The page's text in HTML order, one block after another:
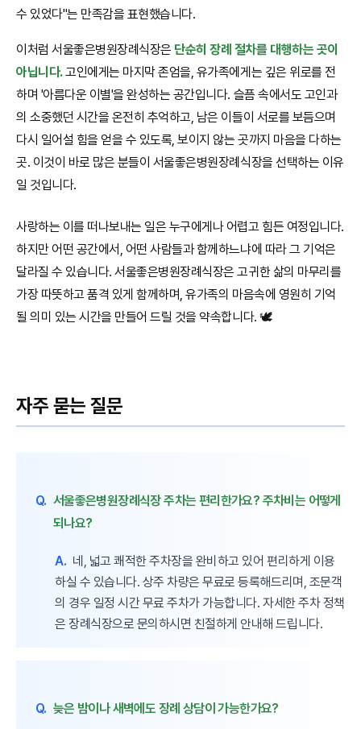
수 있었다"는 만족감을 표현했습니다.
이처럼 서울좋은병원장례식장은 단순히 장례 절차를 대행하는 곳이
아닙니다.고인에게는 마지막 존엄을, 유가족에게는 깊은 위로를 전
하며 '아름다운 이별'을 완성하는 공간입니다. 슬픔 속에서도 고인과
의 소중했던 시간을 온전히 추억하고, 남은 이들이 서로를 보듬으며
다시 일어설 힘을 얻을 수 있도록, 보이지 않는 곳까지 마음을 다하는
곳. 이것이 바로 많은 분들이 서울좋은병원장례식장을 선택하는 이유
일 것입니다.
사랑하는 이를 떠나보내는 일은 누구에게나 어렵고 힘든 여정입니다.
하지만 어떤 공간에서, 어떤 사람들과 함께하느냐에 따라 그 기억은
달라질 수 있습니다. 서울좋은병원장례식장은 고귀한 삶의 마무리를
가장 따뜻하고 품격 있게 함께하며, 유가족의 마음속에 영원히 기억
될 의미 있는 시간을 만들어 드릴 것을 약속합니다. 🕊️
자주 묻는 질문
Q. 서울좋은병원장례식장 주차는 편리한가요? 주차비는 어떻게
되나요?
A. 네, 넓고 쾌적한 주차장을 완비하고 있어 편리하게 이용
하실 수 있습니다. 상주 차량은 무료로 등록해드리며, 조문객
의 경우 일정 시간 무료 주차가 가능합니다. 자세한 주차 정책
은 장례식장으로 문의하시면 친절하게 안내해 드립니다.
Q. 늦은 밤이나 새벽에도 장례 상담이 가능한가요?